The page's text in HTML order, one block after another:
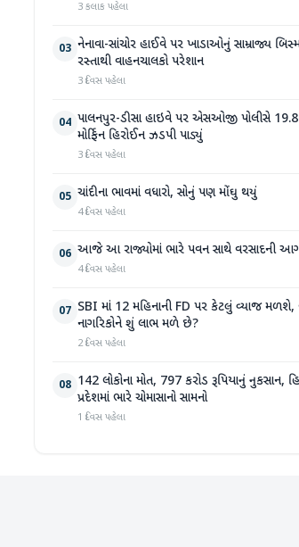
3 કલાક પહેલા
03 નેનાવા-સાંચોર હાઈવે પર ખાડાઓનું સામ્રાજ્ય
રસ્તાથી વાહનચાલકો પરેશાન
3 દિવસ પહેલા
04 પાલનપુર-ડીસા હાઇવે પર એસઓજી પોલીસે
મોર્ફિન હિરોઈન ઝડપી પાડ્યું
3 દિવસ પહેલા
05 ચાંદીના ભાવમાં વધારો, સોનું પણ મોંઘુ થયું
4 દિવસ પહેલા
06 આજે આ રાજ્યોમાં ભારે પવન સાથે વરસાદની
4 દિવસ પહેલા
07 SBI માં 12 મહિનાની FD પર કેટલું વ્યાજ મળશે,
નાગરિકોને શું લાભ મળે છે?
2 દિવસ પહેલા
08 142 લોકોના મોત, 797 કરોડ રૂપિયાનું નુકસાન,
પ્રદેશમાં ભારે ચોમાસાનો સામનો
1 દિવસ પહેલા